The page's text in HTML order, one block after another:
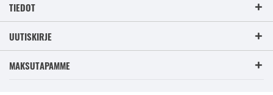
TIEDOT
UUTISKIRJE
MAKSUTAPAMME